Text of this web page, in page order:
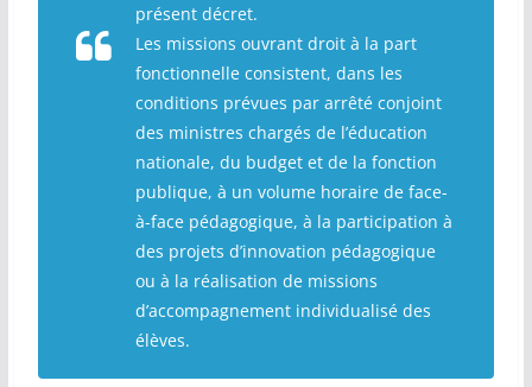
présent décret.
Les missions ouvrant droit à la part
fonctionnelle consistent, dans les
conditions prévues par arrêté conjoint
des ministres chargés de l’éducation
nationale, du budget et de la fonction
publique, à un volume horaire de face-
à-face pédagogique, à la participation à
des projets d’innovation pédagogique
ou à la réalisation de missions
d’accompagnement individualisé des
élèves.